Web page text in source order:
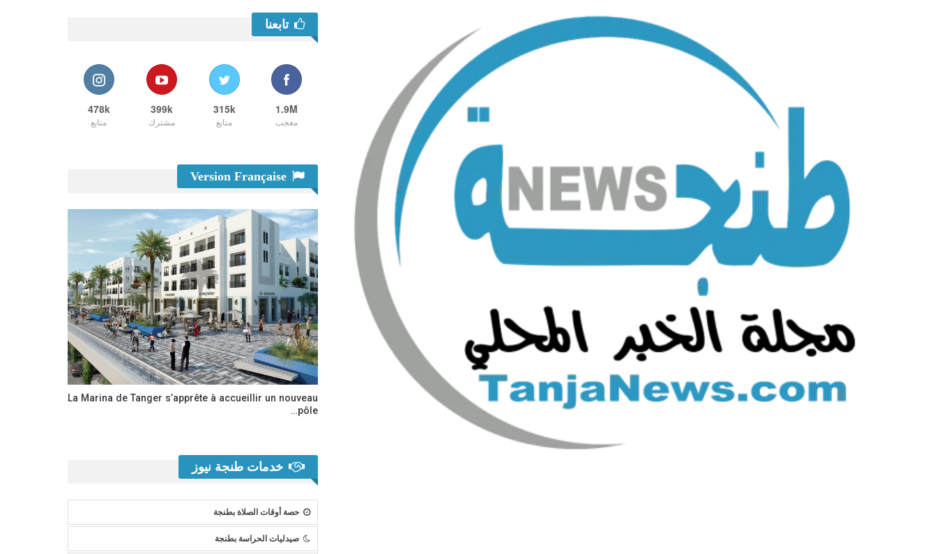
تابعنا
1.9M
معجب
315k
متابع
399k
مشترك
478k
متابع
La Marina de Tanger s’apprête à accueillir un nouveau
pôle…
خدمات طنجة نيوز
حصة أوقات الصلاة بطنجة
صيدليات الحراسة بطنجة